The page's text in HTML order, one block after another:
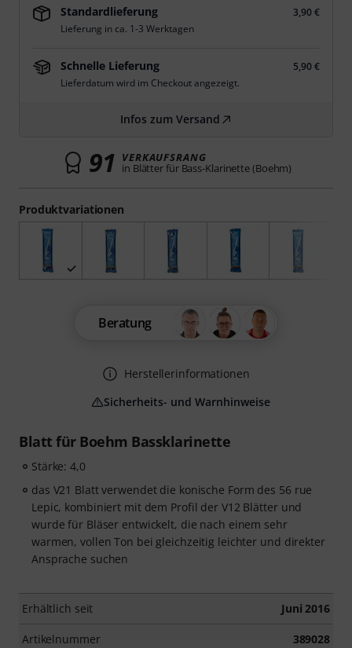
Blatt für Boehm Bassklarinette
Stärke: 4,0
das V21 Blatt verwendet die konische Form des 56 rue
Lepic, kombiniert mit dem Profil der V12 Blätter und
wurde für Bläser entwickelt, die nach einem sehr
warmen, vollen Ton bei gleichzeitig leichter und direkter
Ansprache suchen
Erhältlich seit Juni 2016
Artikelnummer 389028
Produktvariationen
Standardlieferung
3,90 €
Lieferung in ca. 1-3 Werktagen
Schnelle Lieferung
5,90 €
Lieferdatum wird im Checkout angezeigt.
Infos zum Versand
91 VERKAUFSRANG
in Blätter für Bass-Klarinette (Boehm)
Beratung
Herstellerinformationen
Sicherheits- und Warnhinweise